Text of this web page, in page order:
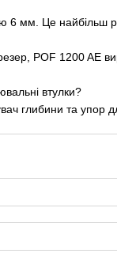
мм. Це найбільш
POF 1200 AE
втулки?
глибини та упор